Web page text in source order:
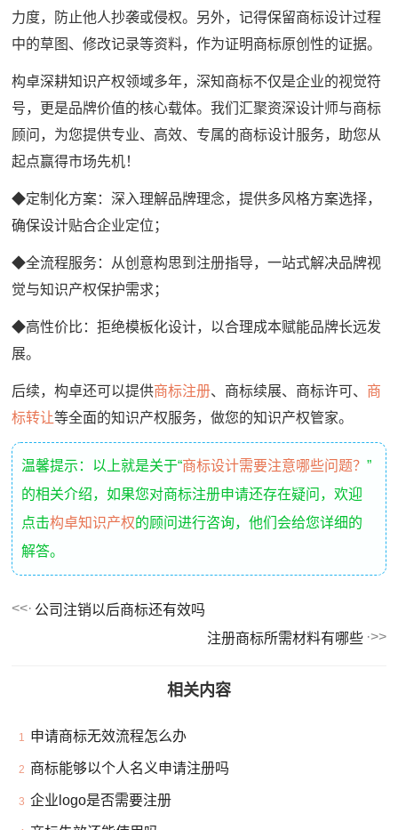
力度，防止他人抄袭或侵权。另外，记得保留商标设计过程
中的草图、修改记录等资料，作为证明商标原创性的证据。
构卓深耕知识产权领域多年，深知商标不仅是企业的视觉符
号，更是品牌价值的核心载体。我们汇聚资深设计师与商标
顾问，为您提供专业、高效、专属的商标设计服务，助您从
起点赢得市场先机！
◆定制化方案：深入理解品牌理念，提供多风格方案选择，
确保设计贴合企业定位；
◆全流程服务：从创意构思到注册指导，一站式解决品牌视
觉与知识产权保护需求；
◆高性价比：拒绝模板化设计，以合理成本赋能品牌长远发
展。
后续，构卓还可以提供商标注册、商标续展、商标许可、 商
标转让等全面的知识产权服务，做您的知识产权管家。
温馨提示：以上就是关于“商标设计需要注意哪些问题？”
的相关介绍，如果您对商标注册申请还存在疑问，欢迎
点击构卓知识产权的顾问进行咨询，他们会给您详细的
解答。
公司注销以后商标还有效吗
注册商标所需材料有哪些
相关内容
1 申请商标无效流程怎么办
2 商标能够以个人名义申请注册吗
3 企业logo是否需要注册